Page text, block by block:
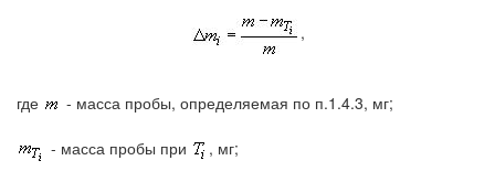
,
где - масса пробы, определяемая по п.1.4.3, мг;
- масса пробы при , мг;